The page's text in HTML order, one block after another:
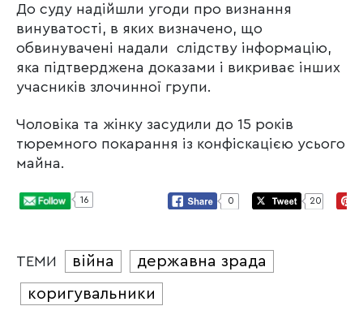
До суду надійшли угоди про визнання
винуватості, в яких визначено, що
обвинувачені надали слідству інформацію,
яка підтверджена доказами і викриває інших
учасників злочинної групи.
Чоловіка та жінку засудили до 15 років
тюремного покарання із конфіскацією усього
майна.
16 0 20
ТЕМИ війна
державна зрада
коригувальники